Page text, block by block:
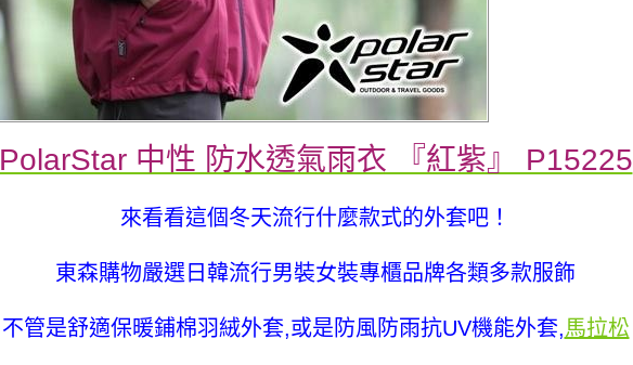
PolarStar 中性 防水透氣雨衣 『紅紫』 P15225
來看看這個冬天流行什麼款式的外套吧！
東森購物嚴選日韓流行男裝女裝專櫃品牌各類多款服飾
不管是舒適保暖鋪棉羽絨外套,或是防風防雨抗UV機能外套,馬拉松